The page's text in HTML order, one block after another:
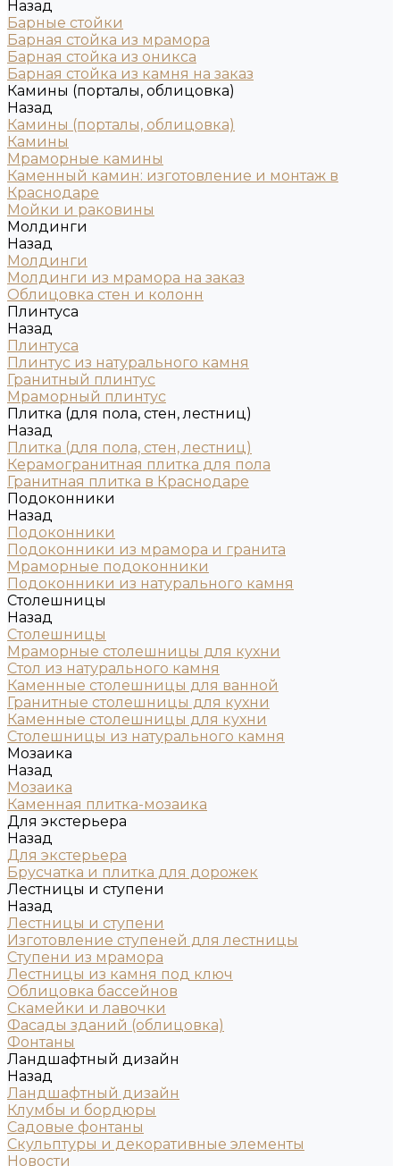
Назад
Барные стойки
Барная стойка из мрамора
Барная стойка из оникса
Барная стойка из камня на заказ
Камины (порталы, облицовка)
Назад
Камины (порталы, облицовка)
Камины
Мраморные камины
Каменный камин: изготовление и монтаж в
Краснодаре
Мойки и раковины
Молдинги
Назад
Молдинги
Молдинги из мрамора на заказ
Облицовка стен и колонн
Плинтуса
Назад
Плинтуса
Плинтус из натурального камня
Гранитный плинтус
Мраморный плинтус
Плитка (для пола, стен, лестниц)
Назад
Плитка (для пола, стен, лестниц)
Керамогранитная плитка для пола
Гранитная плитка в Краснодаре
Подоконники
Назад
Подоконники
Подоконники из мрамора и гранита
Мраморные подоконники
Подоконники из натурального камня
Столешницы
Назад
Столешницы
Мраморные столешницы для кухни
Стол из натурального камня
Каменные столешницы для ванной
Гранитные столешницы для кухни
Каменные столешницы для кухни
Столешницы из натурального камня
Мозаика
Назад
Мозаика
Каменная плитка-мозаика
Для экстерьера
Назад
Для экстерьера
Брусчатка и плитка для дорожек
Лестницы и ступени
Назад
Лестницы и ступени
Изготовление ступеней для лестницы
Ступени из мрамора
Лестницы из камня под ключ
Облицовка бассейнов
Скамейки и лавочки
Фасады зданий (облицовка)
Фонтаны
Ландшафтный дизайн
Назад
Ландшафтный дизайн
Клумбы и бордюры
Садовые фонтаны
Скульптуры и декоративные элементы
Новости